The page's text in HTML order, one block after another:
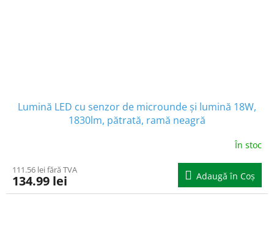
Lumină LED cu senzor de microunde și lumină 18W,
1830lm, pătrată, ramă neagră
În stoc
111.56 lei fără TVA
134.99 lei Adaugă în Coş